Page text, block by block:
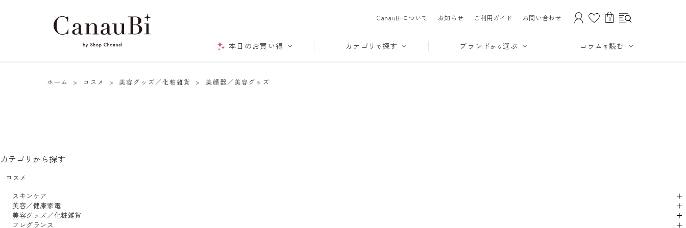
CanauBiについて お知らせ ご利用ガイド お問い合わせ 0
本日のお買い得 カテゴリ で探す ブランド から 選ぶ コラム を読む
ホーム > コスメ > 美容グッズ／化粧雑貨 > 美顔器／美容グッズ
カテゴリから探す
コスメ
スキンケア
美容／健康家電
美容グッズ／化粧雑貨
フレグランス